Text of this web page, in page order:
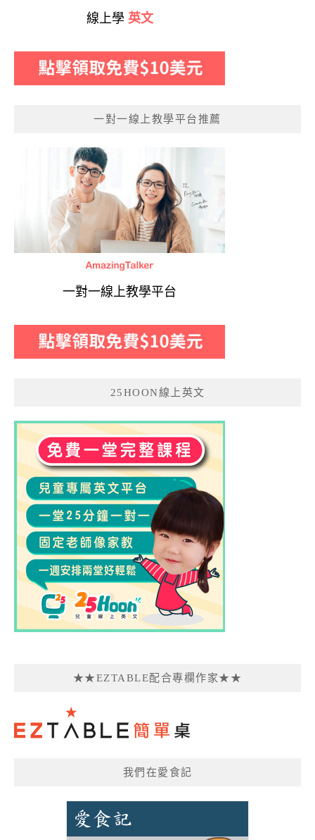
線上學 英文
一對一線上教學平台推薦
一對一線上教學平台
25HOON線上英文
★★EZTABLE配合專欄作家★★
我們在愛食記